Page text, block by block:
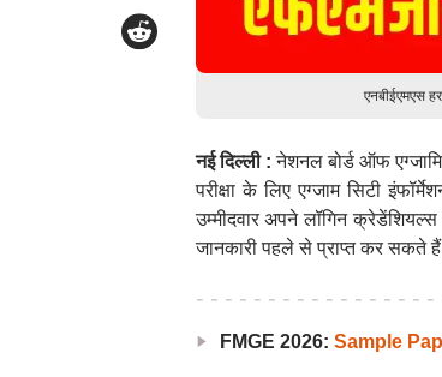
एनबीईएमएस
नई दिल्ली : नेशनल बोर्ड ऑफ
परीक्षा के लिए एग्जाम सिटी
उम्मीदवार अपने लॉगिन
जानकारी पहले से प्राप्त कर सकते
FMGE 2026: Sample